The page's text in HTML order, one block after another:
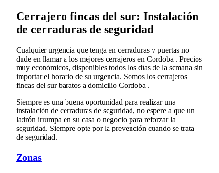
Cerrajero fincas del sur: Instalación
de cerraduras de seguridad
Cualquier urgencia que tenga en cerraduras y puertas no
dude en llamar a los mejores cerrajeros en Cordoba . Precios
muy económicos, disponibles todos los días de la semana sin
importar el horario de su urgencia. Somos los cerrajeros
fincas del sur baratos a domicilio Cordoba .
Siempre es una buena oportunidad para realizar una
instalación de cerraduras de seguridad, no espere a que un
ladrón irrumpa en su casa o negocio para reforzar la
seguridad. Siempre opte por la prevención cuando se trata
de seguridad.
Zonas